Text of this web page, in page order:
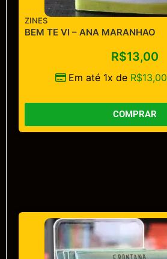
ZINES
BEM TE VI – ANA MARANHAO
R$13,00
Em até 1x de R$13,00
COMPRAR